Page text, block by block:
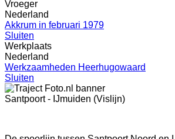
Vroeger
Nederland
Akkrum in februari 1979
Sluiten
Werkplaats
Nederland
Werkzaamheden Heerhugowaard
Sluiten
Santpoort - IJmuiden (Vislijn)